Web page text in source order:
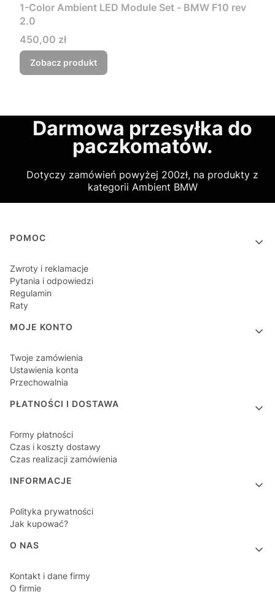
1-Color Ambient LED Module Set - BMW F10 rev
2.0
Cena
450,00 zł
Zobacz produkt
Darmowa przesyłka do
paczkomatów.
Dotyczy zamówień powyżej 200zł, na produkty z
kategorii Ambient BMW
Linki w stopce
POMOC
Zwroty i reklamacje
Pytania i odpowiedzi
Regulamin
Raty
MOJE KONTO
Twoje zamówienia
Ustawienia konta
Przechowalnia
PŁATNOŚCI I DOSTAWA
Formy płatności
Czas i koszty dostawy
Czas realizacji zamówienia
INFORMACJE
Polityka prywatności
Jak kupować?
O NAS
Kontakt i dane firmy
O firmie